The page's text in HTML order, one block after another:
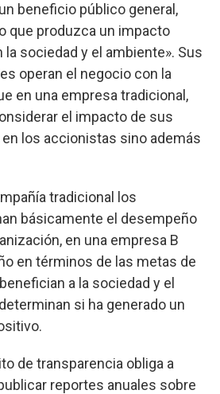
beneficio público general,
que produzca un impacto
sociedad y el ambiente». Sus
operan el negocio con la
en una empresa tradicional,
el impacto de sus
los accionistas sino además
tradicional los
básicamente el desempeño
en una empresa B
en términos de las metas de
a la sociedad y el
si ha generado un
de transparencia obliga a
reportes anuales sobre